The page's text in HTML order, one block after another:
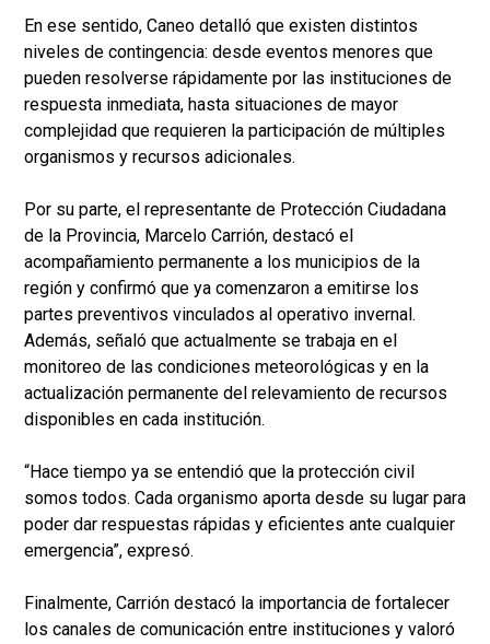
En ese sentido, Caneo detalló que existen distintos
niveles de contingencia: desde eventos menores que
pueden resolverse rápidamente por las instituciones de
respuesta inmediata, hasta situaciones de mayor
complejidad que requieren la participación de múltiples
organismos y recursos adicionales.
Por su parte, el representante de Protección Ciudadana
de la Provincia, Marcelo Carrión, destacó el
acompañamiento permanente a los municipios de la
región y confirmó que ya comenzaron a emitirse los
partes preventivos vinculados al operativo invernal.
Además, señaló que actualmente se trabaja en el
monitoreo de las condiciones meteorológicas y en la
actualización permanente del relevamiento de recursos
disponibles en cada institución.
“Hace tiempo ya se entendió que la protección civil
somos todos. Cada organismo aporta desde su lugar para
poder dar respuestas rápidas y eficientes ante cualquier
emergencia”, expresó.
Finalmente, Carrión destacó la importancia de fortalecer
los canales de comunicación entre instituciones y valoró